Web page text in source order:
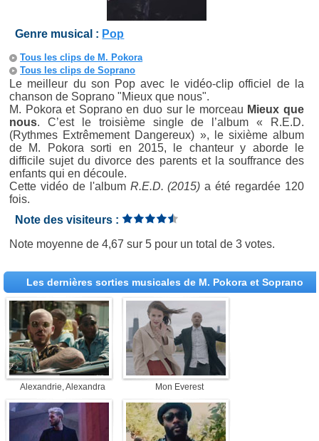
Genre musical : Pop
Tous les clips de M. Pokora
Tous les clips de Soprano
Le meilleur du son Pop avec le vidéo-clip officiel de la
chanson de Soprano "Mieux que nous".
M. Pokora et Soprano en duo sur le morceau Mieux que
nous. C’est le troisième single de l’album « R.E.D.
(Rythmes Extrêmement Dangereux) », le sixième album
de M. Pokora sorti en 2015, le chanteur y aborde le
difficile sujet du divorce des parents et la souffrance des
enfants qui en découle.
Cette vidéo de l'album R.E.D. (2015) a été regardée 120
fois.
Note des visiteurs :
Note moyenne de4,67 sur5 pour un total de3 votes.
Les dernières sorties musicales de M. Pokora et Soprano
Alexandrie, Alexandra Mon Everest